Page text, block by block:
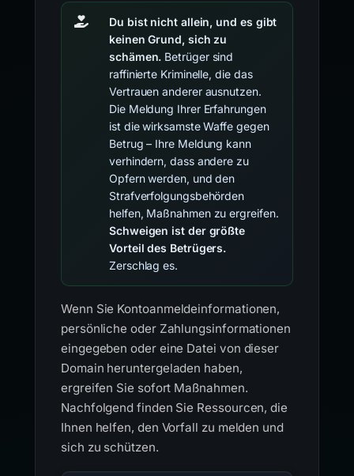
Du bist nicht allein, und es gibt
keinen Grund, sich zu
schämen. Betrüger sind
raffinierte Kriminelle, die das
Vertrauen anderer ausnutzen.
Die Meldung Ihrer Erfahrungen
ist die wirksamste Waffe gegen
Betrug – Ihre Meldung kann
verhindern, dass andere zu
Opfern werden, und den
Strafverfolgungsbehörden
helfen, Maßnahmen zu ergreifen.
Schweigen ist der größte
Vorteil des Betrügers.
Zerschlag es.
Wenn Sie Kontoanmeldeinformationen,
persönliche oder Zahlungsinformationen
eingegeben oder eine Datei von dieser
Domain heruntergeladen haben,
ergreifen Sie sofort Maßnahmen.
Nachfolgend finden Sie Ressourcen, die
Ihnen helfen, den Vorfall zu melden und
sich zu schützen.